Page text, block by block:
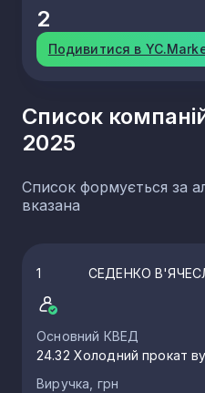
2
Подивитися в
Список
2025
Список формується за
вказана
1 СЕДЕНКО
Основний КВЕД
24.32 Холодний прокат
Виручка, грн